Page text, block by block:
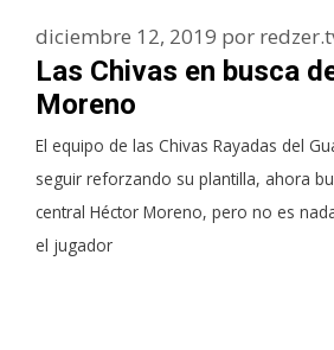
Las Chivas en busca
Moreno
diciembre 12, 2019 por
El equipo de las Chivas Rayadas del
seguir reforzando su plantilla, ahora
central Héctor Moreno, pero no es
el jugador